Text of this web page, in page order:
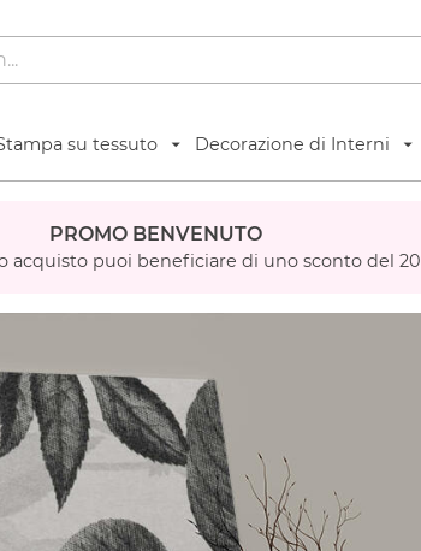
su tessuto Decorazione di Interni
PROMO BENVENUTO
acquisto puoi beneficiare di uno sconto del